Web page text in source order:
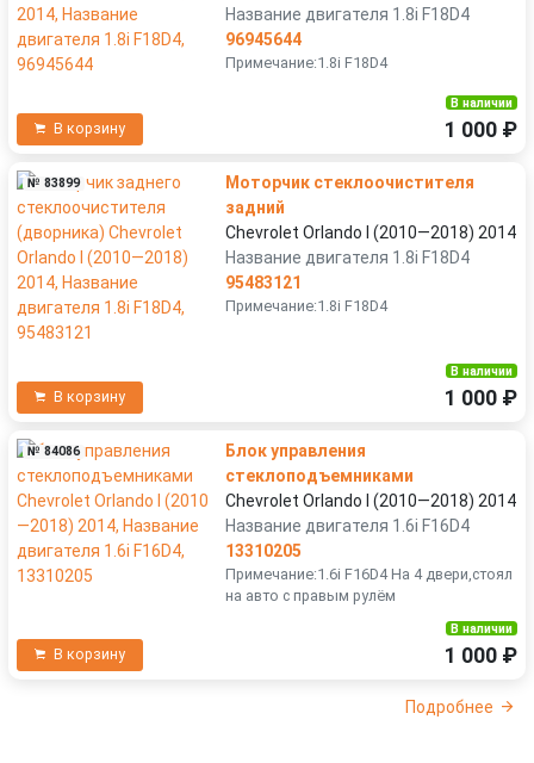
Название двигателя 1.8i F18D4
96945644
Примечание:1.8i F18D4
В корзину
В наличии
1 000 ₽
№ 83899
Моторчик стеклоочистителя
задний
Chevrolet Orlando I (2010—2018) 2014
Название двигателя 1.8i F18D4
95483121
Примечание:1.8i F18D4
В корзину
В наличии
1 000 ₽
№ 84086
Блок управления
стеклоподъемниками
Chevrolet Orlando I (2010—2018) 2014
Название двигателя 1.6i F16D4
13310205
Примечание:1.6i F16D4 На 4 двери,стоял
на авто с правым рулём
В корзину
В наличии
1 000 ₽
Подробнее